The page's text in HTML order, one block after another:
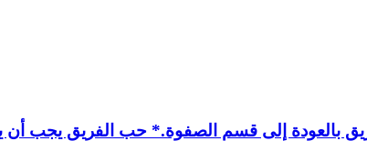
إلى قسم الصفوة.* حب الفريق يجب أن